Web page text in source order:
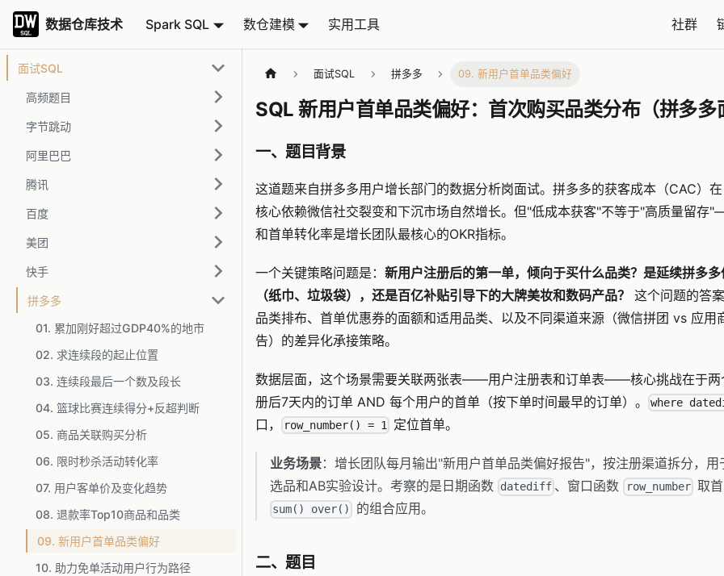
数据仓库技术 Spark SQL 数仓建模 实用工具 社群
数据仓库技术
面试SQL
高频题目
字节跳动
阿里巴巴
腾讯
百度
美团
快手
拼多多
01. 累加刚好超过GDP40%的地市
02. 求连续段的起止位置
03. 连续段最后一个数及段长
04. 篮球比赛连续得分+反超判断
05. 商品关联购买分析
06. 限时秒杀活动转化率
07. 用户客单价及变化趋势
08. 退款率Top10商品和品类
09. 新用户首单品类偏好
10. 助力免单活动用户行为路径
面试SQL 拼多多 09. 新用户首单品类偏好
SQL 新用户首单品类偏好：首次购买品类分布（拼多多
一、题目背景
这道题来自拼多多用户增长部门的数据分析岗面试。拼多多的获客成本（CAC）
核心依赖微信社交裂变和下沉市场自然增长。但"低成本获客"不等于"高质量留
和首单转化率是增长团队最核心的OKR指标。
一个关键策略问题是： 新用户注册后的第一单，倾向于买什么品类？是延续拼多
（纸巾、垃圾袋），还是百亿补贴引导下的大牌美妆和数码产品？
这个问题的答
品类排布、首单优惠券的面额和适用品类、以及不同渠道来源（微信拼团 vs 应用
告）的差异化承接策略。
数据层面，这个场景需要关联两张表——用户注册表和订单表——核心挑战在于两
册后7天内的订单 AND 每个用户的首单（按下单时间最早的订单）。
where
口， row_number() = 1 定位首单。
业务场景：增长团队每月输出"新用户首单品类偏好报告"，按注册渠道拆分，
选品和AB实验设计。考察的是日期函数 datediff 、窗口函数 row_number 取
sum() over() 的组合应用。
二、题目